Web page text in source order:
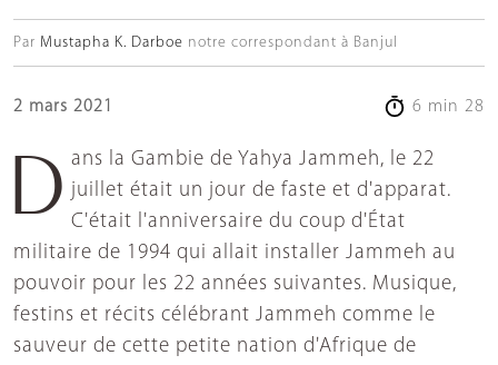
Par Mustapha K. Darboe notre correspondant à Banjul
2 mars 2021 6 min 28
Dans la Gambie de Yahya Jammeh, le 22 juillet était un jour de faste et d'apparat.
C'était l'anniversaire du coup d'État
militaire de 1994 qui allait installer Jammeh au
pouvoir pour les 22 années suivantes. Musique,
festins et récits célébrant Jammeh comme le
sauveur de cette petite nation d'Afrique de